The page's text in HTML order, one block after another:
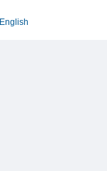
English